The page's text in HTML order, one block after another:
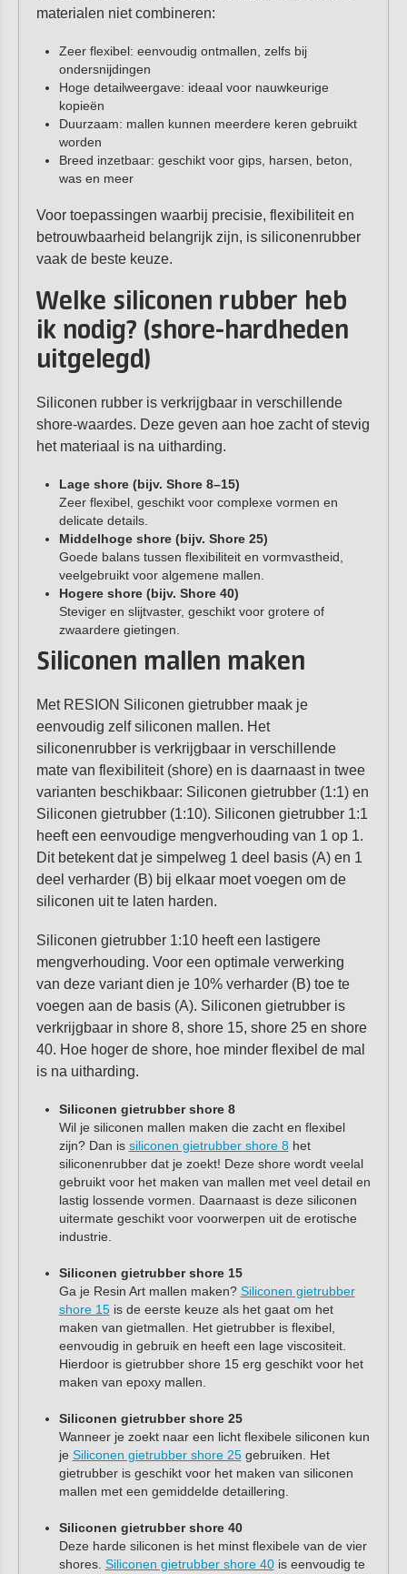
materialen niet combineren:
Zeer flexibel: eenvoudig ontmallen, zelfs bij
ondersnijdingen
Hoge detailweergave: ideaal voor nauwkeurige
kopieën
Duurzaam: mallen kunnen meerdere keren gebruikt
worden
Breed inzetbaar: geschikt voor gips, harsen, beton,
was en meer
Voor toepassingen waarbij precisie, flexibiliteit en
betrouwbaarheid belangrijk zijn, is siliconenrubber
vaak de beste keuze.
Welke siliconen rubber heb
ik nodig? (shore-hardheden
uitgelegd)
Siliconen rubber is verkrijgbaar in verschillende
shore-waardes. Deze geven aan hoe zacht of stevig
het materiaal is na uitharding.
Lage shore (bijv. Shore 8–15)
Zeer flexibel, geschikt voor complexe vormen en
delicate details.
Middelhoge shore (bijv. Shore 25)
Goede balans tussen flexibiliteit en vormvastheid,
veelgebruikt voor algemene mallen.
Hogere shore (bijv. Shore 40)
Steviger en slijtvaster, geschikt voor grotere of
zwaardere gietingen.
Siliconen mallen maken
Met RESION Siliconen gietrubber maak je
eenvoudig zelf siliconen mallen. Het
siliconenrubber is verkrijgbaar in verschillende
mate van flexibiliteit (shore) en is daarnaast in twee
varianten beschikbaar: Siliconen gietrubber (1:1) en
Siliconen gietrubber (1:10). Siliconen gietrubber 1:1
heeft een eenvoudige mengverhouding van 1 op 1.
Dit betekent dat je simpelweg 1 deel basis (A) en 1
deel verharder (B) bij elkaar moet voegen om de
siliconen uit te laten harden.
Siliconen gietrubber 1:10 heeft een lastigere
mengverhouding. Voor een optimale verwerking
van deze variant dien je 10% verharder (B) toe te
voegen aan de basis (A). Siliconen gietrubber is
verkrijgbaar in shore 8, shore 15, shore 25 en shore
40. Hoe hoger de shore, hoe minder flexibel de mal
is na uitharding.
Siliconen gietrubber shore 8
Wil je siliconen mallen maken die zacht en flexibel
zijn? Dan is siliconen gietrubber shore 8 het
siliconenrubber dat je zoekt! Deze shore wordt veelal
gebruikt voor het maken van mallen met veel detail en
lastig lossende vormen. Daarnaast is deze siliconen
uitermate geschikt voor voorwerpen uit de erotische
industrie.
Siliconen gietrubber shore 15
Ga je Resin Art mallen maken? Siliconen gietrubber
shore 15is de eerste keuze als het gaat om het
maken van gietmallen. Het gietrubber is flexibel,
eenvoudig in gebruik en heeft een lage viscositeit.
Hierdoor is gietrubber shore 15 erg geschikt voor het
maken van epoxy mallen.
Siliconen gietrubber shore 25
Wanneer je zoekt naar een licht flexibele siliconen kun
je Siliconen gietrubber shore 25gebruiken. Het
gietrubber is geschikt voor het maken van siliconen
mallen met een gemiddelde detaillering.
Siliconen gietrubber shore 40
Deze harde siliconen is het minst flexibele van de vier
shores. Siliconen gietrubber shore 40is eenvoudig te